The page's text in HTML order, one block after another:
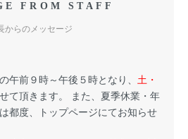
FROM STAFF
からのメッセージ
午前９時～午後５時となり、 土・
て頂きます。 また、夏季休業・年
都度、トップページにてお知らせ